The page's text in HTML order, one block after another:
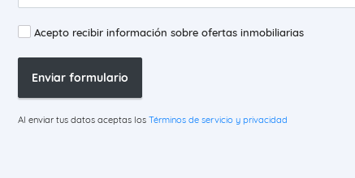
Acepto recibir información sobre ofertas inmobiliarias
Enviar formulario
Al enviar tus datos aceptas los Términos de servicio y privacidad